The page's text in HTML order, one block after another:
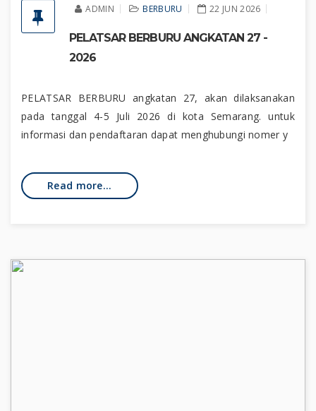
ADMIN BERBURU 22 JUN 2026
PELATSAR BERBURU ANGKATAN 27 -
2026
PELATSAR BERBURU angkatan 27, akan dilaksanakan
pada tanggal 4-5 Juli 2026 di kota Semarang. untuk
informasi dan pendaftaran dapat menghubungi nomer y
Read more...